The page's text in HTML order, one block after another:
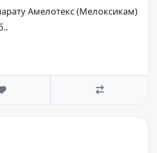
Амелотекс (Мелоксикам)